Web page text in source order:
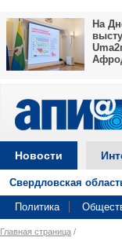
На
Новости
Свердловская
Политика
Главная страница /